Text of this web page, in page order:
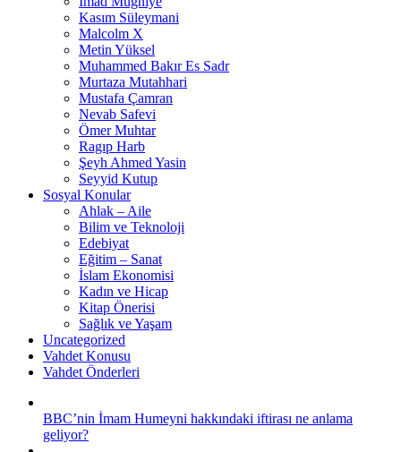
Kasım Süleymani
Malcolm X
Metin Yüksel
Muhammed Bakır Es Sadr
Murtaza Mutahhari
Mustafa Çamran
Nevab Safevi
Ömer Muhtar
Ragıp Harb
Şeyh Ahmed Yasin
Seyyid Kutup
Sosyal Konular
Ahlak – Aile
Bilim ve Teknoloji
Edebiyat
Eğitim – Sanat
İslam Ekonomisi
Kadın ve Hicap
Kitap Önerisi
Sağlık ve Yaşam
Uncategorized
Vahdet Konusu
Vahdet Önderleri
BBC’nin İmam Humeyni hakkındaki iftirası ne anlama
geliyor?